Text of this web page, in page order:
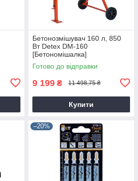
Бетонозмішувач 160 л, 850
Вт Detex DM-160
[Бетономішалка]
Готово до відправки
9 199 ₴ 11 498,75 ₴
Купити
–20%